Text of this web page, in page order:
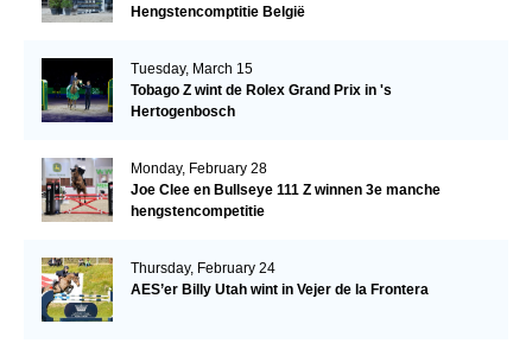
Hengstencomptitie België
Tuesday, March 15
Tobago Z wint de Rolex Grand Prix in 's
Hertogenbosch
Monday, February 28
Joe Clee en Bullseye 111 Z winnen 3e manche
hengstencompetitie
Thursday, February 24
AES’er Billy Utah wint in Vejer de la Frontera